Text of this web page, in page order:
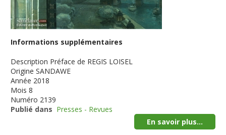
Informations supplémentaires
Description Préface de REGIS LOISEL
Origine SANDAWE
Année 2018
Mois 8
Numéro 2139
Publié dans Presses - Revues
En savoir plus...